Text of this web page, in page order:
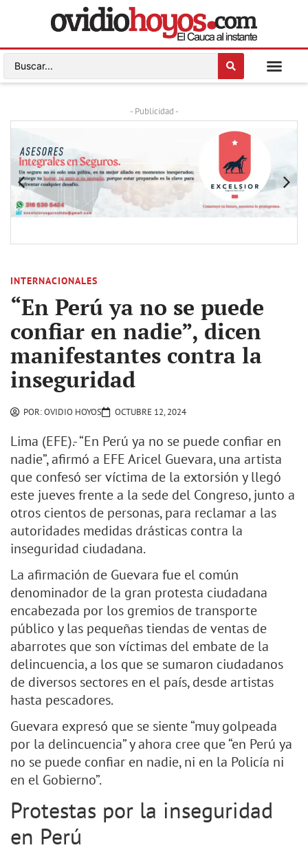
- Publicidad -
INTERNACIONALES
“En Perú ya no se puede
confiar en nadie”, dicen
manifestantes contra la
inseguridad
POR:OVIDIO HOYOS OCTUBRE 12, 2024
Lima (EFE).- “En Perú ya no se puede confiar en
nadie”, afirmó a EFE Aricel Guevara, una artista
que confesó ser víctima de la extorsión y llegó
este jueves frente a la sede del Congreso, junto a
otros cientos de personas, para reclamar a las
autoridades medidas drásticas contra la
inseguridad ciudadana.
La afirmación de Guevara fue el común
denominador de la gran protesta ciudadana
encabezada por los gremios de transporte
público y las pequeñas tiendas de ventas de
abarrotes que son víctimas del embate de la
delincuencia, a los que se sumaron ciudadanos
de diversos sectores en el país, desde artistas
hasta pescadores.
Guevara expresó que se siente “muy golpeada
por la delincuencia” y ahora cree que “en Perú ya
no se puede confiar en nadie, ni en la Policía ni
en el Gobierno”.
Protestas por la inseguridad
en Perú